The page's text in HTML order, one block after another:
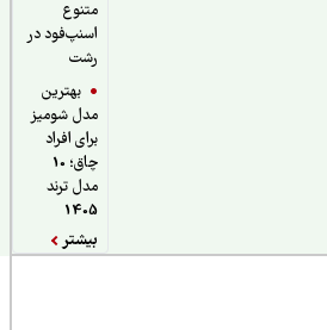
اسنپ‌فود در
بهترین
مدل شومیز
برای افراد
چاق؛ 10
مدل ترند